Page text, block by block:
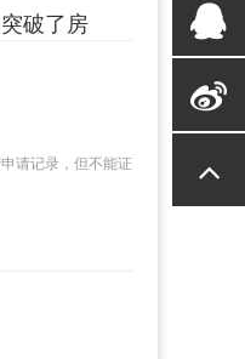
破了房
请记录，但不能证